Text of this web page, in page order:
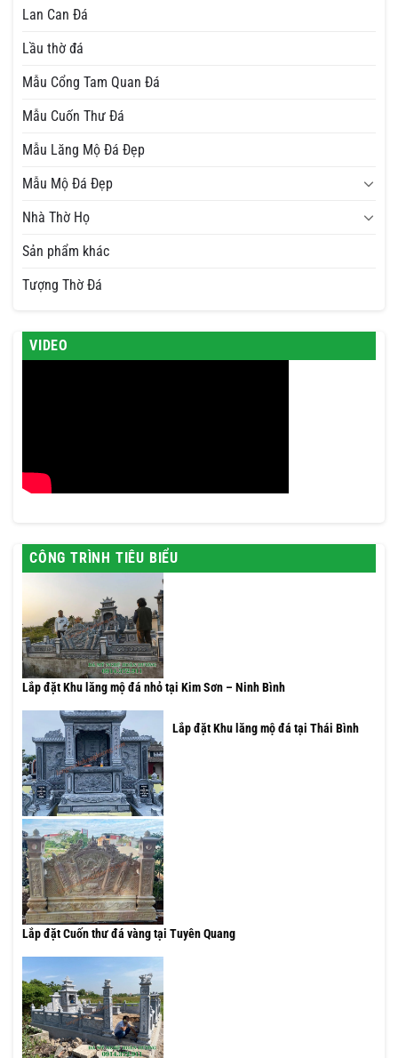
Lan Can Đá
Lầu thờ đá
Mẫu Cổng Tam Quan Đá
Mẫu Cuốn Thư Đá
Mẫu Lăng Mộ Đá Đẹp
Mẫu Mộ Đá Đẹp
Nhà Thờ Họ
Sản phẩm khác
Tượng Thờ Đá
VIDEO
CÔNG TRÌNH TIÊU BIỂU
Lắp đặt Khu lăng mộ đá nhỏ tại Kim Sơn – Ninh Bình
Lắp đặt Khu lăng mộ đá tại Thái Bình
Lắp đặt Cuốn thư đá vàng tại Tuyên Quang